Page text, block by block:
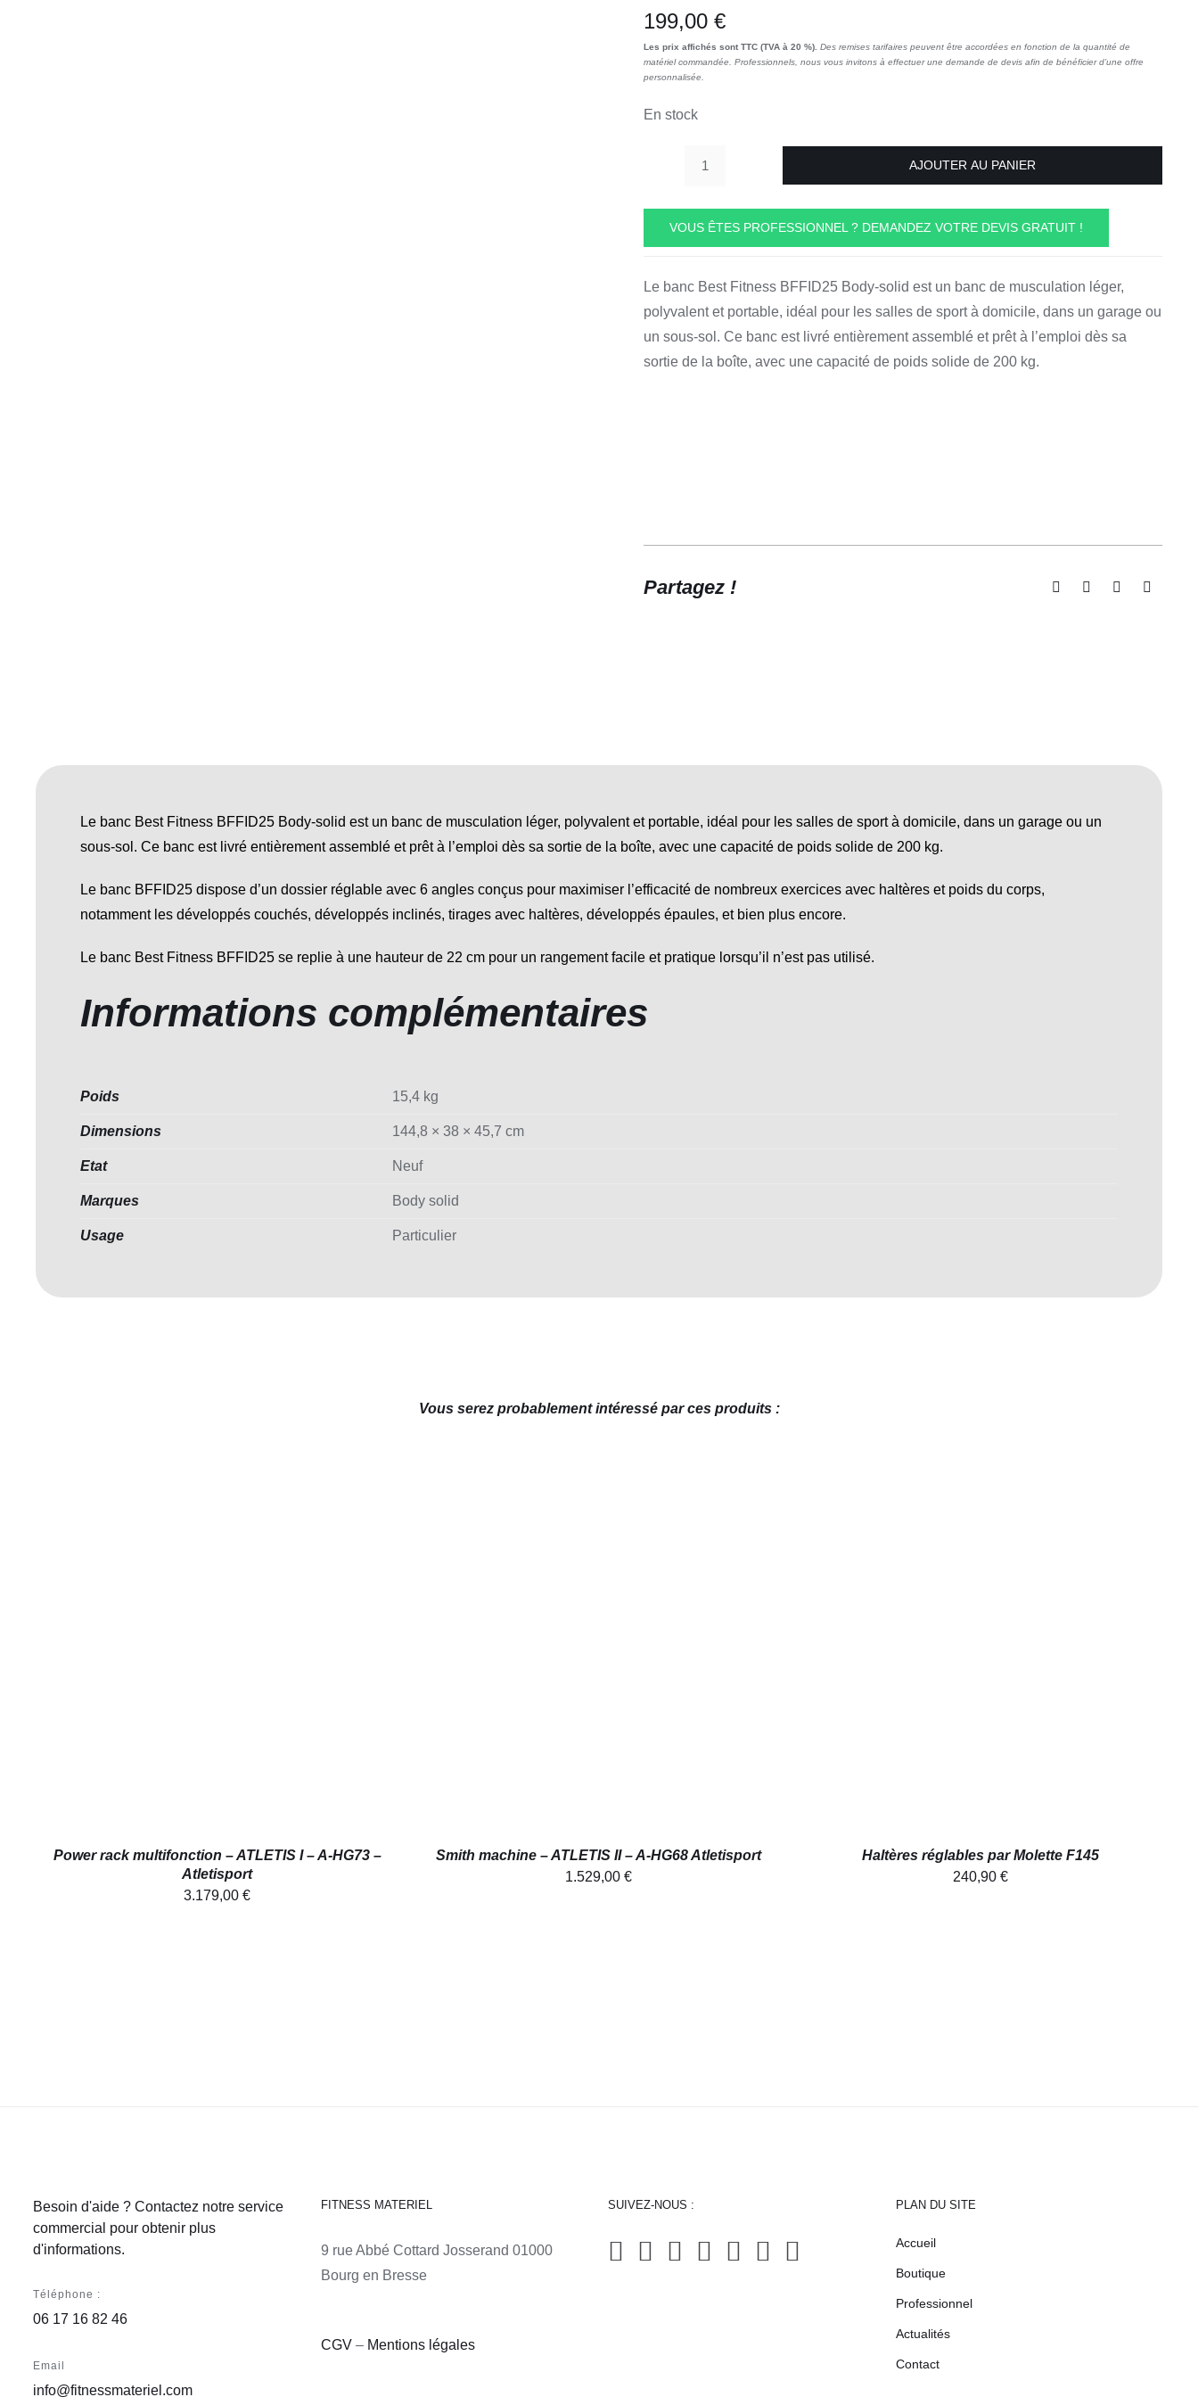
199,00€
Les prix affichés sont TTC (TVA à 20 %).Des remises tarifaires peuvent être accordées en fonction de la quantité de
matériel commandée. Professionnels, nous vous invitons à effectuer une demande de devis afin de bénéficier d’une offre
personnalisée.
En stock
quantité
Best
Fitness
Bench
Body-
Solid
BFFID25
AJOUTER AU PANIER
VOUS ÊTES PROFESSIONNEL ? DEMANDEZ VOTRE DEVIS GRATUIT !
Le banc Best Fitness BFFID25 Body-solid est un banc de musculation léger,
polyvalent et portable, idéal pour les salles de sport à domicile, dans un garage ou
un sous-sol. Ce banc est livré entièrement assemblé et prêt à l’emploi dès sa
sortie de la boîte, avec une capacité de poids solide de 200 kg.
Partagez !
Le banc Best Fitness BFFID25 Body-solid est un banc de musculation léger, polyvalent et portable, idéal pour les salles de sport à domicile, dans un garage ou un
sous-sol. Ce banc est livré entièrement assemblé et prêt à l’emploi dès sa sortie de la boîte, avec une capacité de poids solide de 200 kg.
Le banc BFFID25 dispose d’un dossier réglable avec 6 angles conçus pour maximiser l’efficacité de nombreux exercices avec haltères et poids du corps,
notamment les développés couchés, développés inclinés, tirages avec haltères, développés épaules, et bien plus encore.
Le banc Best Fitness BFFID25 se replie à une hauteur de 22 cm pour un rangement facile et pratique lorsqu’il n’est pas utilisé.
Informations complémentaires
Poids 15,4 kg
Dimensions 144,8 × 38 × 45,7 cm
Etat Neuf
Marques Body solid
Usage Particulier
Vous serez probablement intéressé par ces produits :
Power rack multifonction – ATLETIS I – A-HG73 –
Atletisport
3.179,00€
Smith machine – ATLETIS II – A-HG68 Atletisport
1.529,00€
Haltères réglables par Molette F145
240,90 €
Besoin d'aide ? Contactez notre service
commercial pour obtenir plus
d'informations.
Téléphone :
06 17 16 82 46
Email
info@fitnessmateriel.com
FITNESS MATERIEL
9 rue Abbé Cottard Josserand 01000
Bourg en Bresse
CGV– Mentions légales
SUIVEZ-NOUS : PLAN DU SITE
Accueil
Boutique
Professionnel
Actualités
Contact